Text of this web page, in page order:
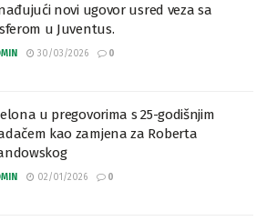
novi ugovor usred veza sa
u Juventus.
30/03/2026 0
u pregovorima s 25-godišnjim
kao zamjena za Roberta
02/01/2026 0